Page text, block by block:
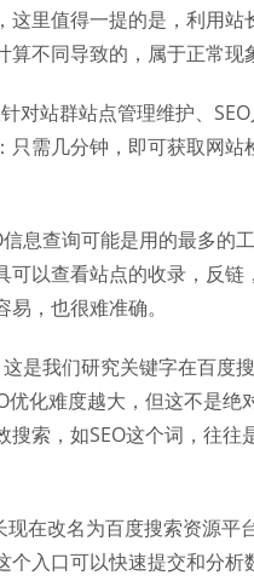
，这里值得一提的是，利用
不同导致的，属于正常现
对站群站点管理维护、
只需几分钟，即可获取网
信息查询可能是用的最多的
可以查看站点的收录，反
，也很难准确。
是我们研究关键字在百度
优化难度越大，但这不是
索，如SEO这个词，往
在改名为百度搜索资源平
个入口可以快速提交和分